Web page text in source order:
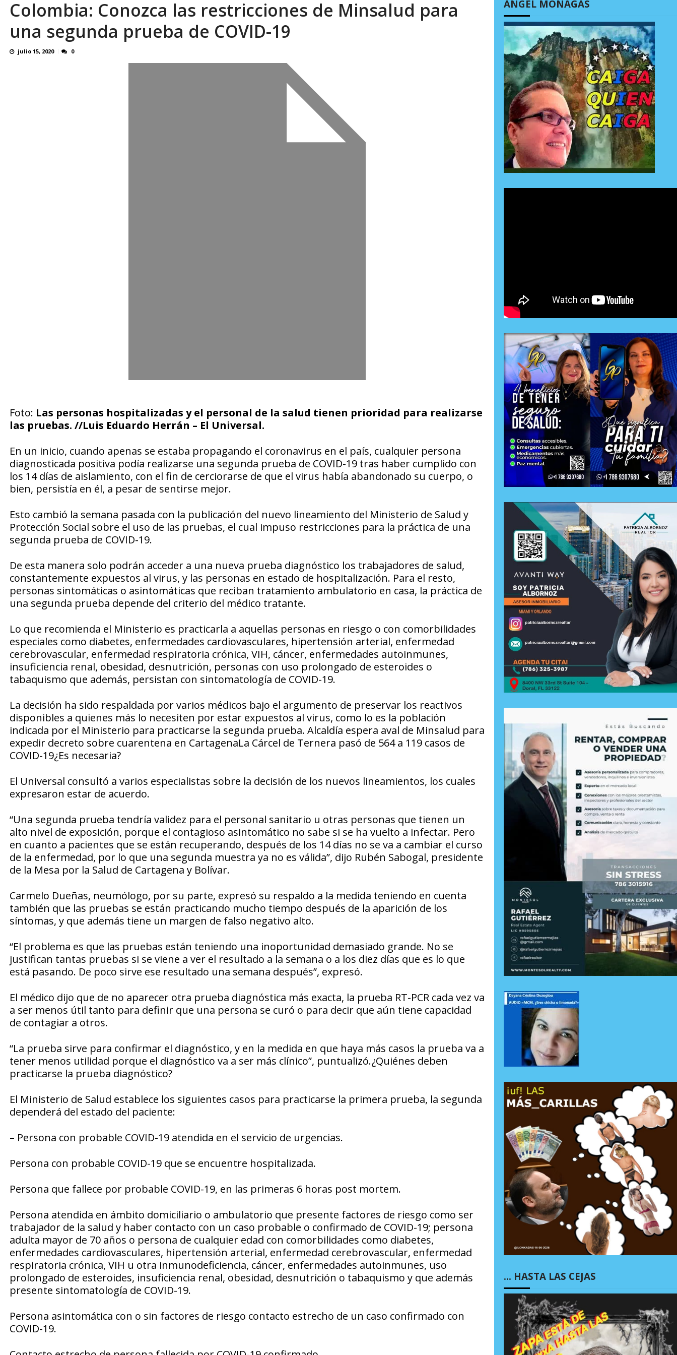
OVP denunció 15 años de violación sistemática de derechos humanos en el Minister... AGOSTO 6, 2026
Colombia: Conozca las restricciones de Minsalud para
una segunda prueba de COVID-19
julio 15, 2020 0
Foto: Las personas hospitalizadas y el personal de la salud tienen prioridad para realizarse
las pruebas. //Luis Eduardo Herrán – El Universal.
En un inicio, cuando apenas se estaba propagando el coronavirus en el país, cualquier persona
diagnosticada positiva podía realizarse una segunda prueba de COVID-19 tras haber cumplido con
los 14 días de aislamiento, con el fin de cerciorarse de que el virus había abandonado su cuerpo, o
bien, persistía en él, a pesar de sentirse mejor.
Esto cambió la semana pasada con la publicación del nuevo lineamiento del Ministerio de Salud y
Protección Social sobre el uso de las pruebas, el cual impuso restricciones para la práctica de una
segunda prueba de COVID-19.
De esta manera solo podrán acceder a una nueva prueba diagnóstico los trabajadores de salud,
constantemente expuestos al virus, y las personas en estado de hospitalización. Para el resto,
personas sintomáticas o asintomáticas que reciban tratamiento ambulatorio en casa, la práctica de
una segunda prueba depende del criterio del médico tratante.
Lo que recomienda el Ministerio es practicarla a aquellas personas en riesgo o con comorbilidades
especiales como diabetes, enfermedades cardiovasculares, hipertensión arterial, enfermedad
cerebrovascular, enfermedad respiratoria crónica, VIH, cáncer, enfermedades autoinmunes,
insuficiencia renal, obesidad, desnutrición, personas con uso prolongado de esteroides o
tabaquismo que además, persistan con sintomatología de COVID-19.
La decisión ha sido respaldada por varios médicos bajo el argumento de preservar los reactivos
disponibles a quienes más lo necesiten por estar expuestos al virus, como lo es la población
indicada por el Ministerio para practicarse la segunda prueba. Alcaldía espera aval de Minsalud para
expedir decreto sobre cuarentena en CartagenaLa Cárcel de Ternera pasó de 564 a 119 casos de
COVID-19¿Es necesaria?
El Universal consultó a varios especialistas sobre la decisión de los nuevos lineamientos, los cuales
expresaron estar de acuerdo.
“Una segunda prueba tendría validez para el personal sanitario u otras personas que tienen un
alto nivel de exposición, porque el contagioso asintomático no sabe si se ha vuelto a infectar. Pero
en cuanto a pacientes que se están recuperando, después de los 14 días no se va a cambiar el curso
de la enfermedad, por lo que una segunda muestra ya no es válida”, dijo Rubén Sabogal, presidente
de la Mesa por la Salud de Cartagena y Bolívar.
Carmelo Dueñas, neumólogo, por su parte, expresó su respaldo a la medida teniendo en cuenta
también que las pruebas se están practicando mucho tiempo después de la aparición de los
síntomas, y que además tiene un margen de falso negativo alto.
“El problema es que las pruebas están teniendo una inoportunidad demasiado grande. No se
justifican tantas pruebas si se viene a ver el resultado a la semana o a los diez días que es lo que
está pasando. De poco sirve ese resultado una semana después”, expresó.
El médico dijo que de no aparecer otra prueba diagnóstica más exacta, la prueba RT-PCR cada vez va
a ser menos útil tanto para definir que una persona se curó o para decir que aún tiene capacidad
de contagiar a otros.
“La prueba sirve para confirmar el diagnóstico, y en la medida en que haya más casos la prueba va a
tener menos utilidad porque el diagnóstico va a ser más clínico”, puntualizó.¿Quiénes deben
practicarse la prueba diagnóstico?
El Ministerio de Salud establece los siguientes casos para practicarse la primera prueba, la segunda
dependerá del estado del paciente:
– Persona con probable COVID-19 atendida en el servicio de urgencias.
Persona con probable COVID-19 que se encuentre hospitalizada.
Persona que fallece por probable COVID-19, en las primeras 6 horas post mortem.
Persona atendida en ámbito domiciliario o ambulatorio que presente factores de riesgo como ser
trabajador de la salud y haber contacto con un caso probable o confirmado de COVID-19; persona
adulta mayor de 70 años o persona de cualquier edad con comorbilidades como diabetes,
enfermedades cardiovasculares, hipertensión arterial, enfermedad cerebrovascular, enfermedad
respiratoria crónica, VIH u otra inmunodeficiencia, cáncer, enfermedades autoinmunes, uso
prolongado de esteroides, insuficiencia renal, obesidad, desnutrición o tabaquismo y que además
presente sintomatología de COVID-19.
Persona asintomática con o sin factores de riesgo contacto estrecho de un caso confirmado con
COVID-19.
ÁNGEL MONAGAS
… HASTA LAS CEJAS